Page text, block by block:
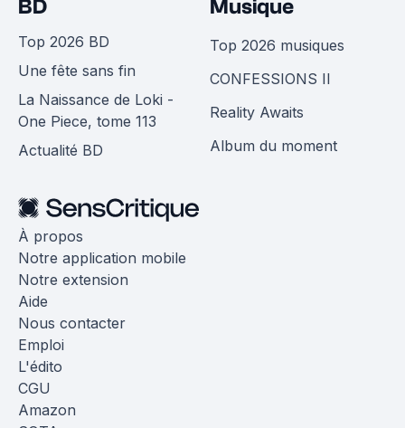
BD
Top 2026 BD
Une fête sans fin
La Naissance de Loki -
One Piece, tome 113
Actualité BD
Musique
Top 2026 musiques
CONFESSIONS II
Reality Awaits
Album du moment
À propos
Notre application mobile
Notre extension
Aide
Nous contacter
Emploi
L'édito
CGU
Amazon